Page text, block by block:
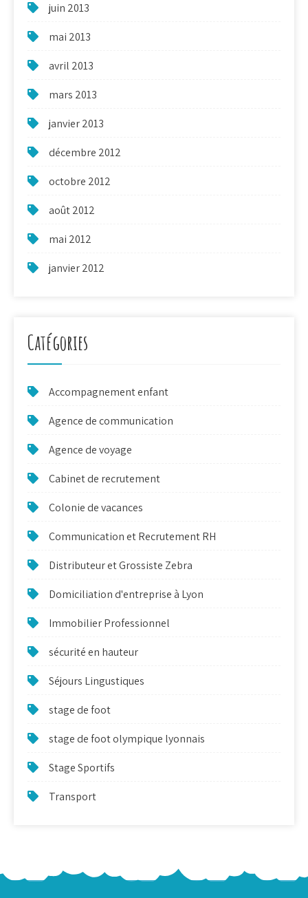
juin 2013
mai 2013
avril 2013
mars 2013
janvier 2013
décembre 2012
octobre 2012
août 2012
mai 2012
janvier 2012
Catégories
Accompagnement enfant
Agence de communication
Agence de voyage
Cabinet de recrutement
Colonie de vacances
Communication et Recrutement RH
Distributeur et Grossiste Zebra
Domiciliation d'entreprise à Lyon
Immobilier Professionnel
sécurité en hauteur
Séjours Lingustiques
stage de foot
stage de foot olympique lyonnais
Stage Sportifs
Transport